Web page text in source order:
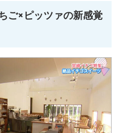
ご×ピッツァの新感覚